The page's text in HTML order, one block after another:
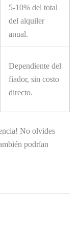
5-10% del total
del alquiler
anual.
Dependiente del
fiador, sin costo
directo.
No olvides
podrían